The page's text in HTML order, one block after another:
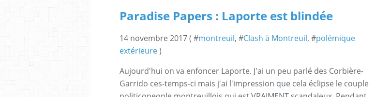
Paradise Papers : Laporte est blindée
14 novembre 2017 ( #montreuil, #Clash à Montreuil, #polémique
extérieure)
Aujourd'hui on va enfoncer Laporte. J'ai un peu parlé des Corbière-
Garrido ces-temps-ci mais j'ai l'impression que cela éclipse le couple